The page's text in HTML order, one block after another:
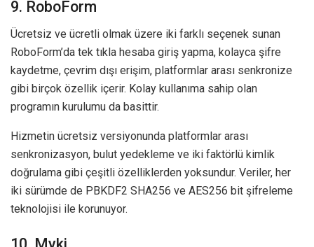
9. RoboForm
Ücretsiz ve ücretli olmak üzere iki farklı seçenek sunan
RoboForm’da tek tıkla hesaba giriş yapma, kolayca şifre
kaydetme, çevrim dışı erişim, platformlar arası senkronize
gibi birçok özellik içerir. Kolay kullanıma sahip olan
programın kurulumu da basittir.
Hizmetin ücretsiz versiyonunda platformlar arası
senkronizasyon, bulut yedekleme ve iki faktörlü kimlik
doğrulama gibi çeşitli özelliklerden yoksundur. Veriler, her
iki sürümde de PBKDF2 SHA256 ve AES256 bit şifreleme
teknolojisi ile korunuyor.